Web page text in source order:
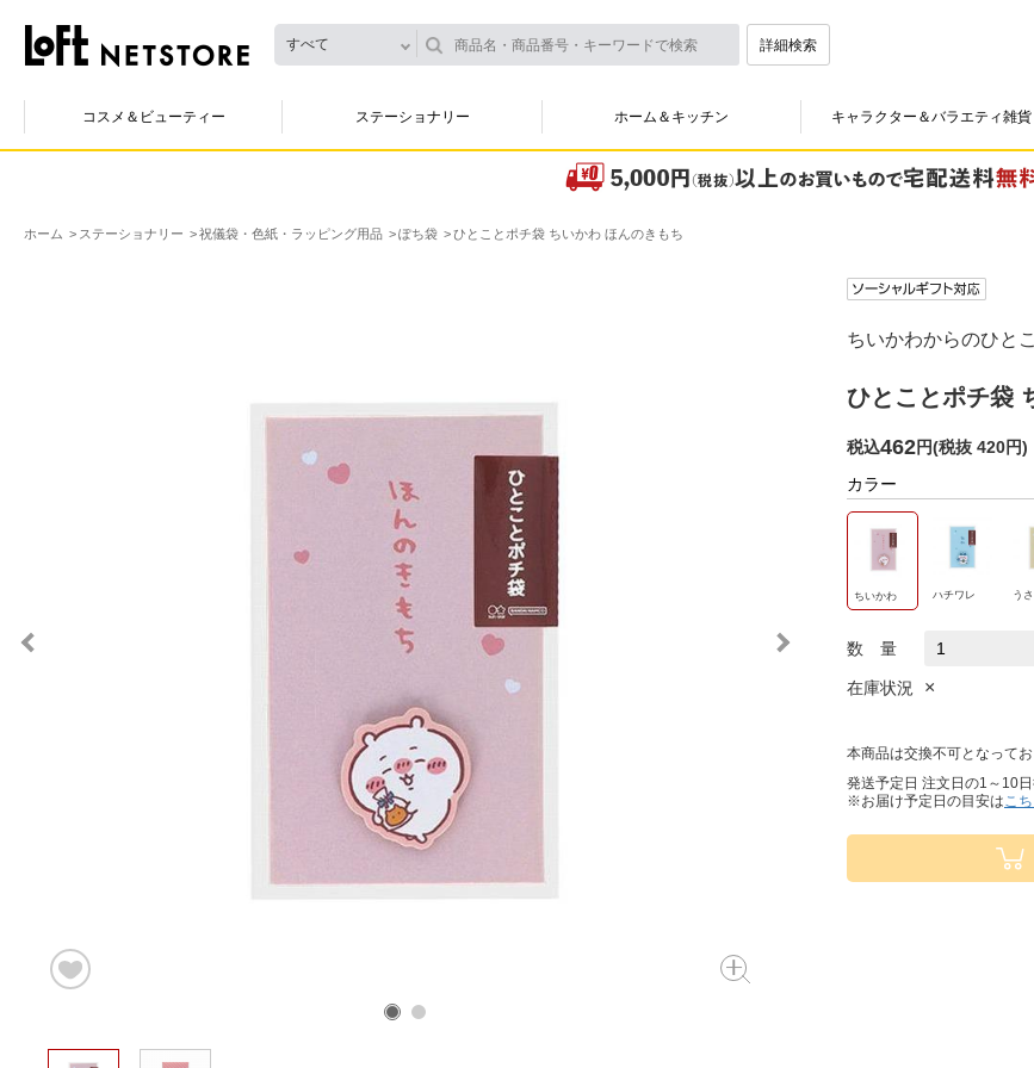
すべて 詳細検索
コスメ＆ビューティー ステーショナリー ホーム＆キッチン キャラクター＆バラエティ雑貨
ホーム ステーショナリー 祝儀袋・色紙・ラッピング用品 ぽち袋 ひとことポチ袋 ちいかわ ほんのきもち
ちいかわからのひと
ひとことポチ袋
税込462円(税抜 420円)
カラー
ちいかわ ハチワレ う
数 量
在庫状況 ×
本商品は交換不可となって
発送予定日 注文日の1～10
※お届け予定日の目安はこ